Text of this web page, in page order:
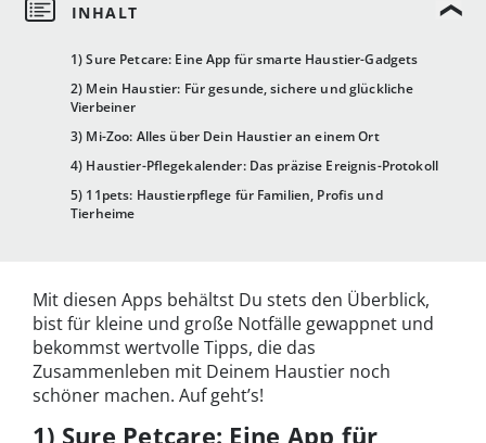
1) Sure Petcare: Eine App für smarte Haustier-Gadgets
2) Mein Haustier: Für gesunde, sichere und glückliche
Vierbeiner
3) Mi-Zoo: Alles über Dein Haustier an einem Ort
4) Haustier-Pflegekalender: Das präzise Ereignis-Protokoll
5) 11pets: Haustierpflege für Familien, Profis und
Tierheime
Mit diesen Apps behältst Du stets den Überblick,
bist für kleine und große Notfälle gewappnet und
bekommst wertvolle Tipps, die das
Zusammenleben mit Deinem Haustier noch
schöner machen. Auf geht’s!
1) Sure Petcare: Eine App für